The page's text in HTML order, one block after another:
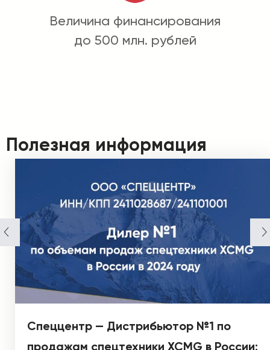
Величина финансирования
до 500 млн. рублей
Полезная информация
Спеццентр — Дистрибьютор №1 по
продажам спецтехники XCMG в России: